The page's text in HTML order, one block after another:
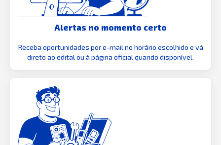
Alertas no momento certo
Receba oportunidades por e-mail no horário escolhido e vá
direto ao edital ou à página oficial quando disponível.